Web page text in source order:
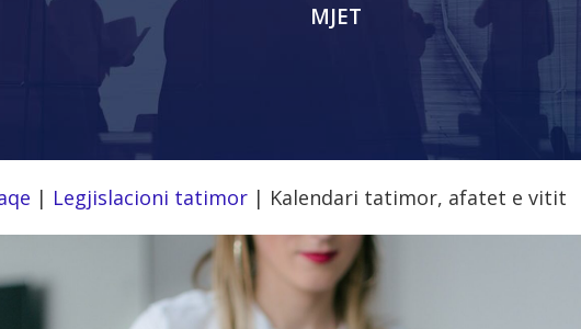
MJET
| Legjislacioni tatimor | Kalendari tatimor, afatet e vitit